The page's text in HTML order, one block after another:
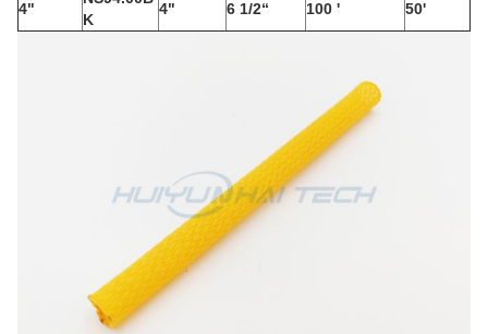
4"
K
4" 6 1/2“ 100 ' 50'